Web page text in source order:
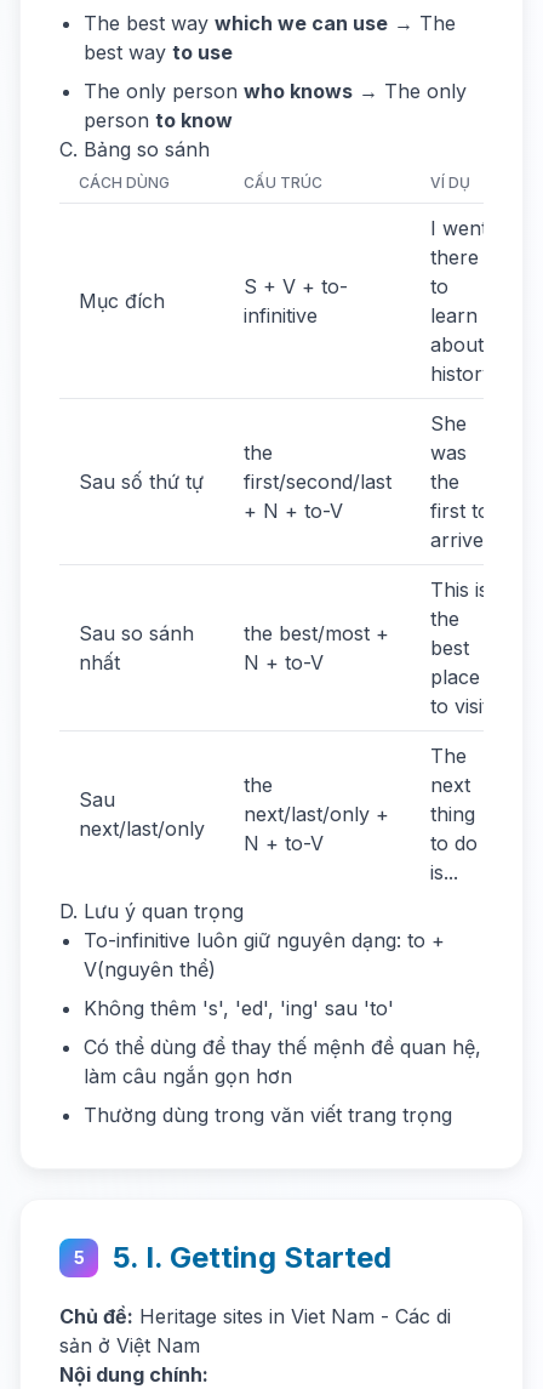
The best way which we can use → The
best way to use
The only person who knows → The only
person to know
C. Bảng so sánh
CÁCH DÙNG CẤU TRÚC VÍ DỤ
Mục đích
S + V + to-
infinitive
I went
there
to
learn
about
history.
Sau số thứ tự
the
first/second/last
+ N + to-V
She
was
the
first to
arrive.
Sau so sánh
nhất
the best/most +
N + to-V
This is
the
best
place
to visit.
Sau
next/last/only
the
next/last/only +
N + to-V
The
next
thing
to do
is...
D. Lưu ý quan trọng
To-infinitive luôn giữ nguyên dạng: to +
V(nguyên thể)
Không thêm 's', 'ed', 'ing' sau 'to'
Có thể dùng để thay thế mệnh đề quan hệ,
làm câu ngắn gọn hơn
Thường dùng trong văn viết trang trọng
5 5. I. Getting Started
Chủ đề: Heritage sites in Viet Nam - Các di
sản ở Việt Nam
Nội dung chính: